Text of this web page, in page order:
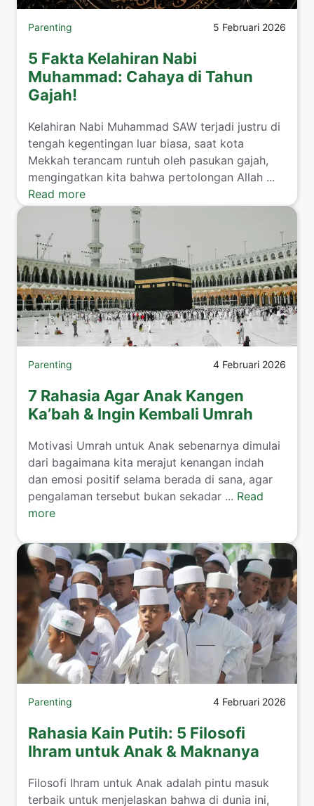
Parenting 5 Februari 2026
5 Fakta Kelahiran Nabi
Muhammad: Cahaya di Tahun
Gajah!
​Kelahiran Nabi Muhammad SAW terjadi justru di
tengah kegentingan luar biasa, saat kota
Mekkah terancam runtuh oleh pasukan gajah,
mengingatkan kita bahwa pertolongan Allah ...
Read more
Parenting 4 Februari 2026
7 Rahasia Agar Anak Kangen
Ka’bah & Ingin Kembali Umrah
​Motivasi Umrah untuk Anak sebenarnya dimulai
dari bagaimana kita merajut kenangan indah
dan emosi positif selama berada di sana, agar
pengalaman tersebut bukan sekadar ... Read
more
Parenting 4 Februari 2026
Rahasia Kain Putih: 5 Filosofi
Ihram untuk Anak & Maknanya
​Filosofi Ihram untuk Anak adalah pintu masuk
terbaik untuk menjelaskan bahwa di dunia ini,